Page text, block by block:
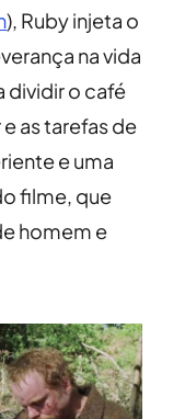
), Ruby injeta o
na vida
dividir o café
as tarefas de
e uma
filme, que
homem e